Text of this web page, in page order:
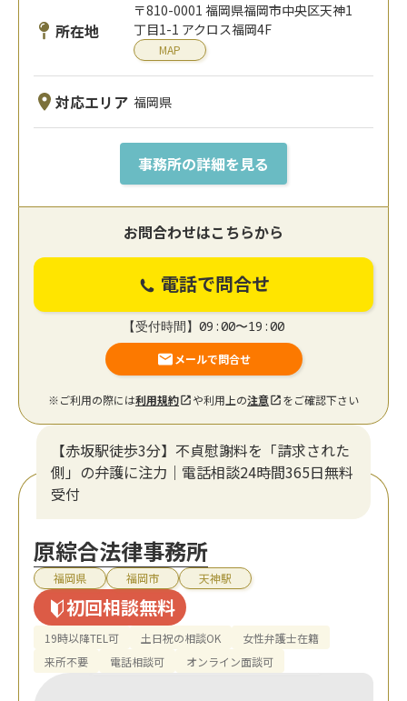
所在地
〒810-0001 福岡県福岡市中央区天神1
丁目1-1 アクロス福岡4F
MAP
対応エリア 福岡県
事務所の詳細を見る
お問合わせはこちらから
電話で問合せ
【受付時間】09:00〜19:00
メールで問合せ
※ご利用の際には利用規約 や利用上の注意 をご確認下さい
【赤坂駅徒歩3分】不貞慰謝料を「請求された
側」の弁護に注力｜電話相談24時間365日無料
受付
原綜合法律事務所
福岡県 福岡市 天神駅
初回相談無料
19時以降TEL可 土日祝の相談OK
女性弁護士在籍
来所不要
電話相談可 オンライン面談可